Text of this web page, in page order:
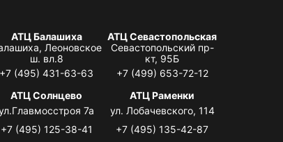
АТЦ Балашиха
Леоновское
ш. вл.8
+7 (495) 431-63-63
АТЦ Севастопольская
Севастопольский пр-
кт, 95Б
+7 (499) 653-72-12
АТЦ Солнцево
7а
+7 (495) 125-38-41
АТЦ Раменки
ул. Лобачевского, 114
+7 (495) 135-42-87